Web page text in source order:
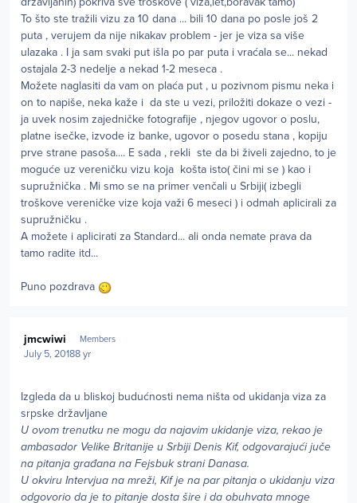
To što ste tražili vizu za 10 dana ... bili 10 dana po posle još 2
puta , verujem da nije nikakav problem - jer je viza sa više
ulazaka . I ja sam svaki put išla po par puta i vraćala se... nekad
ostajala 2-3 nedelje a nekad 1-2 meseca .
Možete naglasiti da vam on plaća put , u pozivnom pismu neka i
on to napiše, neka kaže i da ste u vezi, priložiti dokaze o vezi -
ja uvek nosim zajedničke fotografije , njegov ugovor o poslu,
platne isečke, izvode iz banke, ugovor o posedu stana , kopiju
prve strane pasoša.... E sada , rekli ste da bi živeli zajedno, to je
moguće uz vereničku vizu koja košta isto( čini mi se ) kao i
supružnička . Mi smo se na primer venčali u Srbiji( izbegli
troškove vereničke vize koja važi 6 meseci ) i odmah aplicirali za
supružničku .
A možete i aplicirati za Standard... ali onda nemate prava da
tamo radite itd...
Puno pozdrava
jmcwiwi Members
July 5, 20188 yr
Izgleda da u bliskoj budućnosti nema ništa od ukidanja viza za
srpske državljane
U ovom trenutku ne mogu da najavim ukidanje viza, rekao je
ambasador Velike Britanije u Srbiji Denis Kif, odgovarajući juče
na pitanja građana na Fejsbuk strani Danasa.
U okviru Intervjua na mreži, Kif je na par pitanja o ukidanju viza
odgovorio da je to pitanje dosta šire i da obuhvata mnoge